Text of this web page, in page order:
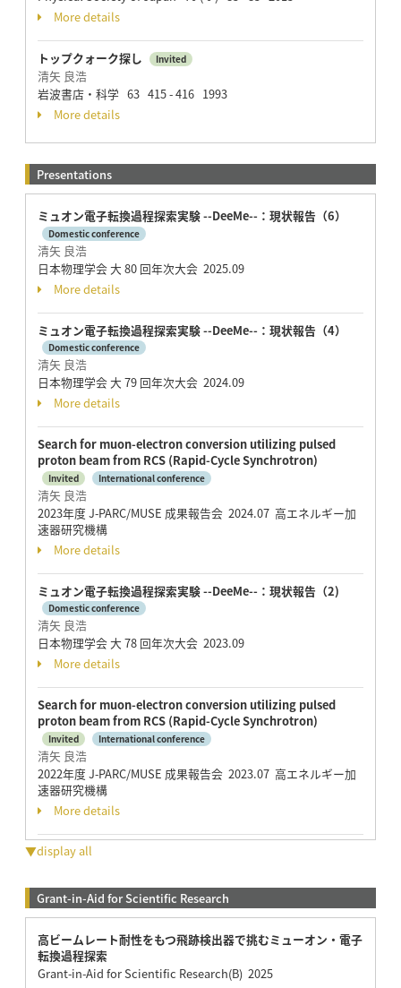
More details
トップクォーク探し Invited
清矢 良浩
岩波書店・科学 63 415 - 416 1993
More details
Presentations
ミュオン電子転換過程探索実験 --DeeMe--：現状報告（6）
Domestic conference
清矢 良浩
日本物理学会 大 80 回年次大会 2025.09
More details
ミュオン電子転換過程探索実験 --DeeMe--：現状報告（4）
Domestic conference
清矢 良浩
日本物理学会 大 79 回年次大会 2024.09
More details
Search for muon-electron conversion utilizing pulsed
proton beam from RCS (Rapid-Cycle Synchrotron)
Invited International conference
清矢 良浩
2023年度 J-PARC/MUSE 成果報告会 2024.07 高エネルギー加
速器研究機構
More details
ミュオン電子転換過程探索実験 --DeeMe--：現状報告（2)
Domestic conference
清矢 良浩
日本物理学会 大 78 回年次大会 2023.09
More details
Search for muon-electron conversion utilizing pulsed
proton beam from RCS (Rapid-Cycle Synchrotron)
Invited International conference
清矢 良浩
2022年度 J-PARC/MUSE 成果報告会 2023.07 高エネルギー加
速器研究機構
More details
▼display all
Grant-in-Aid for Scientific Research
高ビームレート耐性をもつ飛跡検出器で挑むミューオン・電子
転換過程探索
Grant-in-Aid for Scientific Research(B) 2025